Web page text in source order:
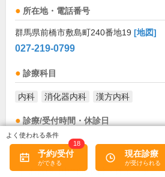
所在地・電話番号
群馬県前橋市敷島町240番地19 [地図]
027-219-0799
診療科目
内科 消化器内科 漢方内科
診療/受付時間・休診日
外来受付時間 月 火 水 木
8:30～12:00 ● ●
お盆(8月中旬)は休診・休業の場合
予約/受付
18
現在診療